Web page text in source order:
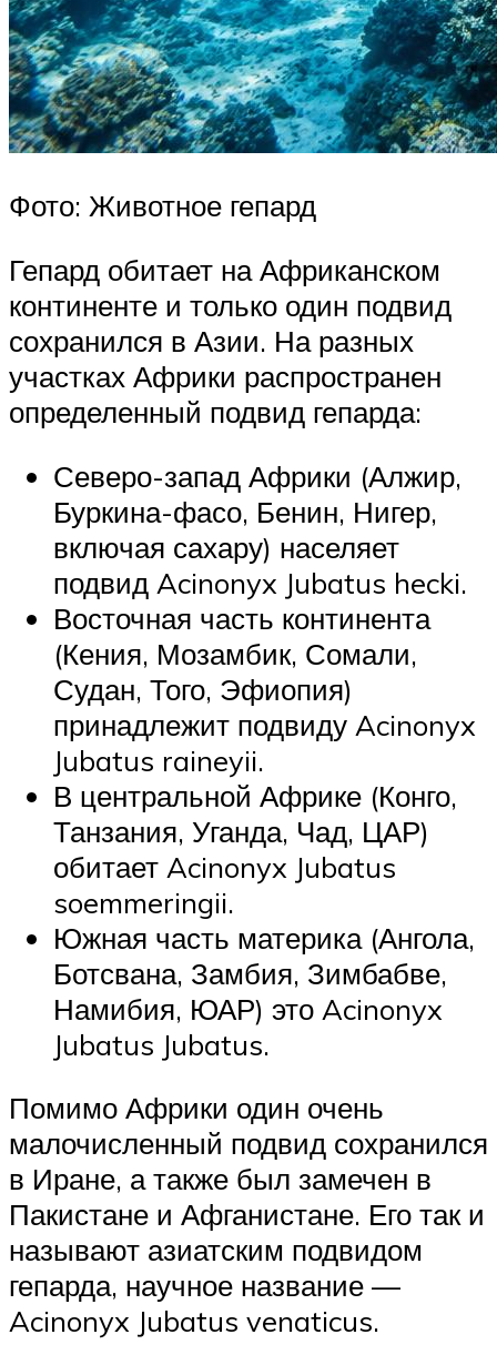
Фото: Животное гепард
Гепард обитает на Африканском
континенте и только один подвид
сохранился в Азии. На разных
участках Африки распространен
определенный подвид гепарда:
Северо-запад Африки (Алжир,
Буркина-фасо, Бенин, Нигер,
включая сахару) населяет
подвид Acinonyx Jubatus hecki.
Восточная часть континента
(Кения, Мозамбик, Сомали,
Судан, Того, Эфиопия)
принадлежит подвиду Acinonyx
Jubatus raineyii.
В центральной Африке (Конго,
Танзания, Уганда, Чад, ЦАР)
обитает Acinonyx Jubatus
soemmeringii.
Южная часть материка (Ангола,
Ботсвана, Замбия, Зимбабве,
Намибия, ЮАР) это Acinonyx
Jubatus Jubatus.
Помимо Африки один очень
малочисленный подвид сохранился
в Иране, а также был замечен в
Пакистане и Афганистане. Его так и
называют азиатским подвидом
гепарда, научное название —
Acinonyx Jubatus venaticus.